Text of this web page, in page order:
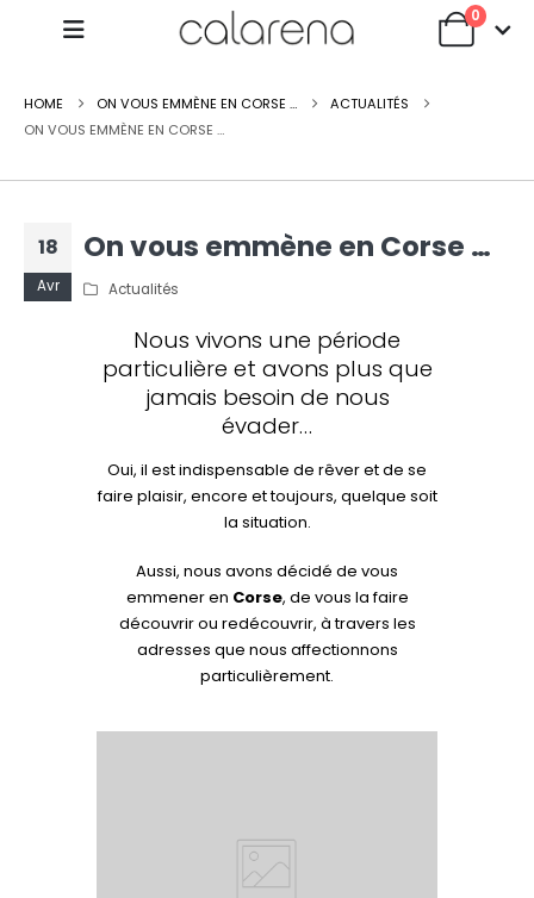
0
HOME ON VOUS EMMÈNE EN CORSE …
ACTUALITÉS
ON VOUS EMMÈNE EN CORSE …
18
Avr
On vous emmène en Corse …
Actualités
Nous vivons une période
particulière et avons plus que
jamais besoin de nous
évader…
Oui, il est indispensable de rêver et de se
faire plaisir, encore et toujours, quelque soit
la situation.
Aussi, nous avons décidé de vous
emmener en Corse, de vous la faire
découvrir ou redécouvrir, à travers les
adresses que nous affectionnons
particulièrement.